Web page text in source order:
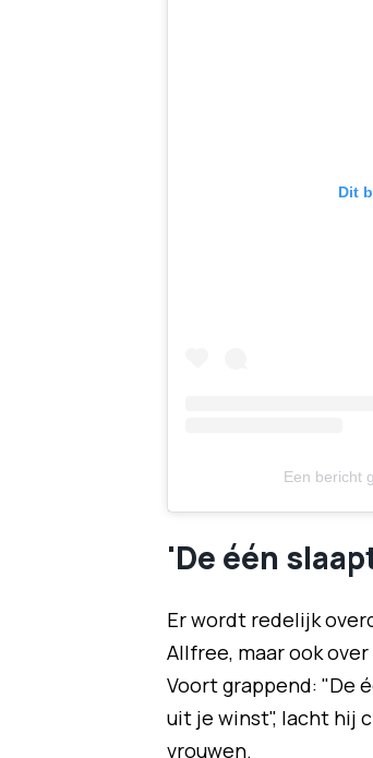
Dit
Een bericht
'De één
Er wordt redelijk
Allfree, maar ook
Voort grappend: "De
uit je winst", lacht hij
vrouwen.